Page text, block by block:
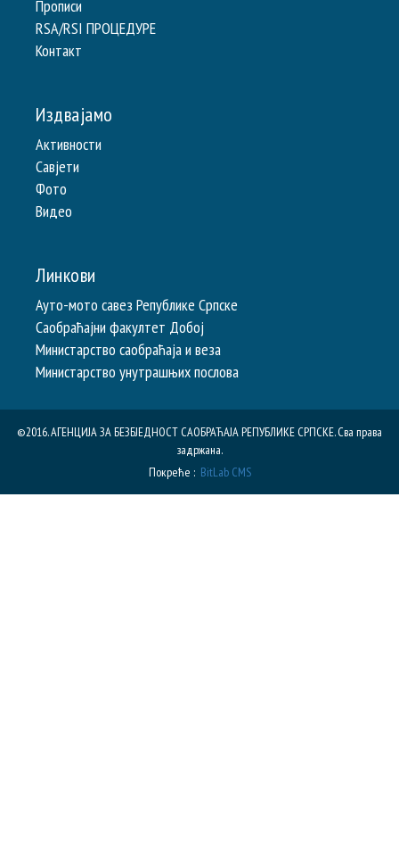
Прописи
RSA/RSI ПРОЦЕДУРЕ
Контакт
Издвајамо
Активности
Савјети
Фото
Видео
Линкови
Ауто-мото савез Републике Српске
Саобраћајни факултет Добој
Министарство саобраћаја и веза
Министарство унутрашњих послова
©2016. АГЕНЦИЈА ЗА БЕЗБЈЕДНОСТ САОБРАЋАЈА РЕПУБЛИКE СРПСКЕ. Сва права
задржана.
Покреће : BitLab CMS